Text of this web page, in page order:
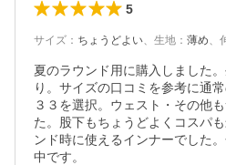
5
サイズ ： ちょうどよい、 生地 ： 薄め、
夏のラウンド用に購入しました
り。サイズの口コミを参考に通
３３を選択。ウェスト・その他
た。股下もちょうどよくコスパ
ンド時に使えるインナーでした
中です。